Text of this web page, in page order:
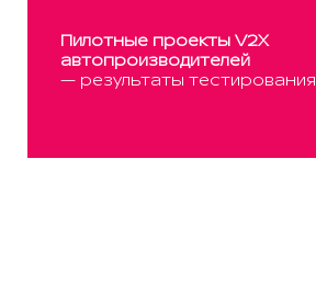
Пилотные проекты V2X
автопроизводителей
— результаты тестирования